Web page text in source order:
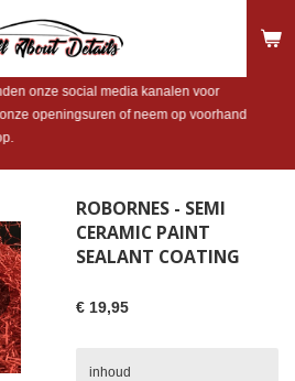
onze social media kanalen voor
openingsuren of neem op voorhand
ROBORNES - SEMI
CERAMIC PAINT
SEALANT COATING
€ 19,95
inhoud